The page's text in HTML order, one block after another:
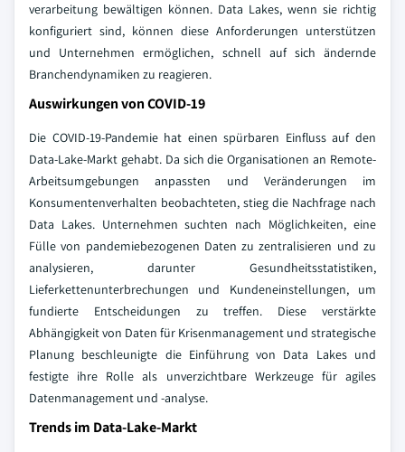
verarbeitung bewältigen können. Data Lakes, wenn sie richtig
konfiguriert sind, können diese Anforderungen unterstützen
und Unternehmen ermöglichen, schnell auf sich ändernde
Branchendynamiken zu reagieren.
Auswirkungen von COVID-19
Die COVID-19-Pandemie hat einen spürbaren Einfluss auf den
Data-Lake-Markt gehabt. Da sich die Organisationen an Remote-
Arbeitsumgebungen anpassten und Veränderungen im
Konsumentenverhalten beobachteten, stieg die Nachfrage nach
Data Lakes. Unternehmen suchten nach Möglichkeiten, eine
Fülle von pandemiebezogenen Daten zu zentralisieren und zu
analysieren, darunter Gesundheitsstatistiken,
Lieferkettenunterbrechungen und Kundeneinstellungen, um
fundierte Entscheidungen zu treffen. Diese verstärkte
Abhängigkeit von Daten für Krisenmanagement und strategische
Planung beschleunigte die Einführung von Data Lakes und
festigte ihre Rolle als unverzichtbare Werkzeuge für agiles
Datenmanagement und -analyse.
Trends im Data-Lake-Markt